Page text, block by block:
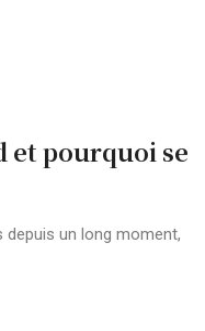
et pourquoi se
un long moment,